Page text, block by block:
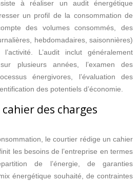
à réaliser un audit énergétique
un profil de la consommation de
des volumes consommés, des
hebdomadaires, saisonnières)
L’audit inclut généralement
plusieurs années, l’examen des
énergivores, l’évaluation des
des potentiels d’économie.
des charges
le courtier rédige un cahier
les besoins de l’entreprise en termes
de l’énergie, de garanties
énergétique souhaité, de contraintes